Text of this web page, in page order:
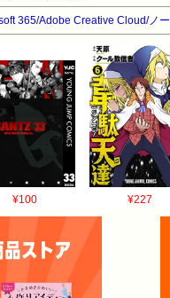
365/Adobe Creative Cloud/ノ
¥100 ¥227